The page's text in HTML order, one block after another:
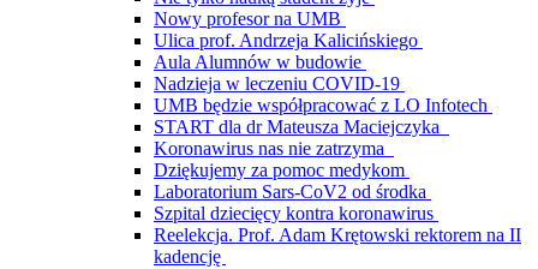
Nowy profesor na UMB
Ulica prof. Andrzeja Kalicińskiego
Aula Alumnów w budowie
Nadzieja w leczeniu COVID-19
UMB będzie współpracować z LO Infotech
START dla dr Mateusza Maciejczyka
Koronawirus nas nie zatrzyma
Dziękujemy za pomoc medykom
Laboratorium Sars-CoV2 od środka
Szpital dziecięcy kontra koronawirus
Reelekcja. Prof. Adam Krętowski rektorem na II
kadencję